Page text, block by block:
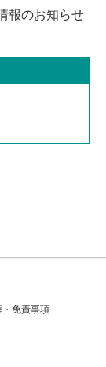
報のお知らせ
・免責事項